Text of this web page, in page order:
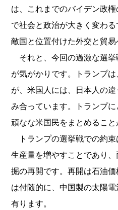
は、これまでのバイデン政
で社会と政治が大きく変わ
敵国と位置付けた外交と貿易
それと、今回の過激な選挙
が気がかりです。トランプ
が、米国人には、日本人の
み合っています。トランプ
頑なな米国民をまとめるこ
トランプの選挙戦での約束
生産量を増やすことであり
掘の再開です。再開は石油
は付随的に、中国製の太陽
有ります。